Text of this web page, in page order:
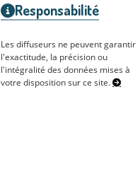
Responsabilité
Les diffuseurs ne peuvent garantir
l'exactitude, la précision ou
l'intégralité des données mises à
votre disposition sur ce site.